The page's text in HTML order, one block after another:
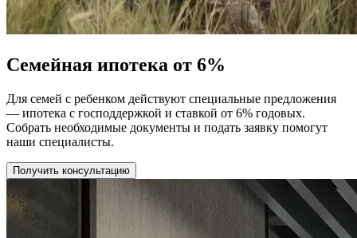
Семейная ипотека от 6%
Для семей с ребенком действуют специальные предложения
— ипотека с господдержкой и ставкой от 6% годовых.
Собрать необходимые документы и подать заявку помогут
наши специалисты.
Получить консультацию